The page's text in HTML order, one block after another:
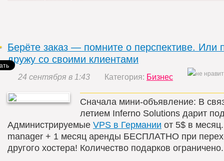
Берёте заказ — помните о перспективе. Или
дружу со своими клиентами
24 сентября в 1:43 Категория: Бизнес
Сначала мини-объявление: В
летием Inferno Solutions дарит
Администрируемые VPS в Германии от 5$ в
manager + 1 месяц аренды БЕСПЛАТНО при
другого хостера! Количество подарков ограничено.